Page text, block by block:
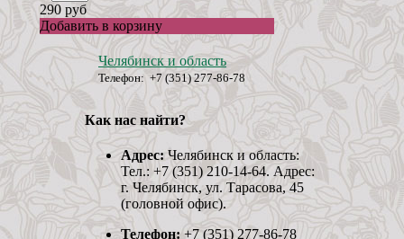
290 руб
Добавить в корзину
Челябинск и область
Телефон: +7 (351) 277-86-78
Как нас найти?
Адрес:Челябинск и область:
Тел.: +7 (351) 210-14-64. Адрес:
г. Челябинск, ул. Тарасова, 45
(головной офис).
Телефон:+7 (351) 277-86-78